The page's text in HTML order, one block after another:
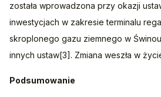
została wprowadzona przy okazji
inwestycjach w zakresie terminalu
skroplonego gazu ziemnego w
innych ustaw[3]. Zmiana weszła w
Podsumowanie